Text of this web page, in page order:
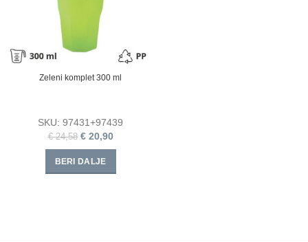
Zeleni komplet 300 ml
SKU: 97431+97439
€24,58 € 20,90
BERI DALJE